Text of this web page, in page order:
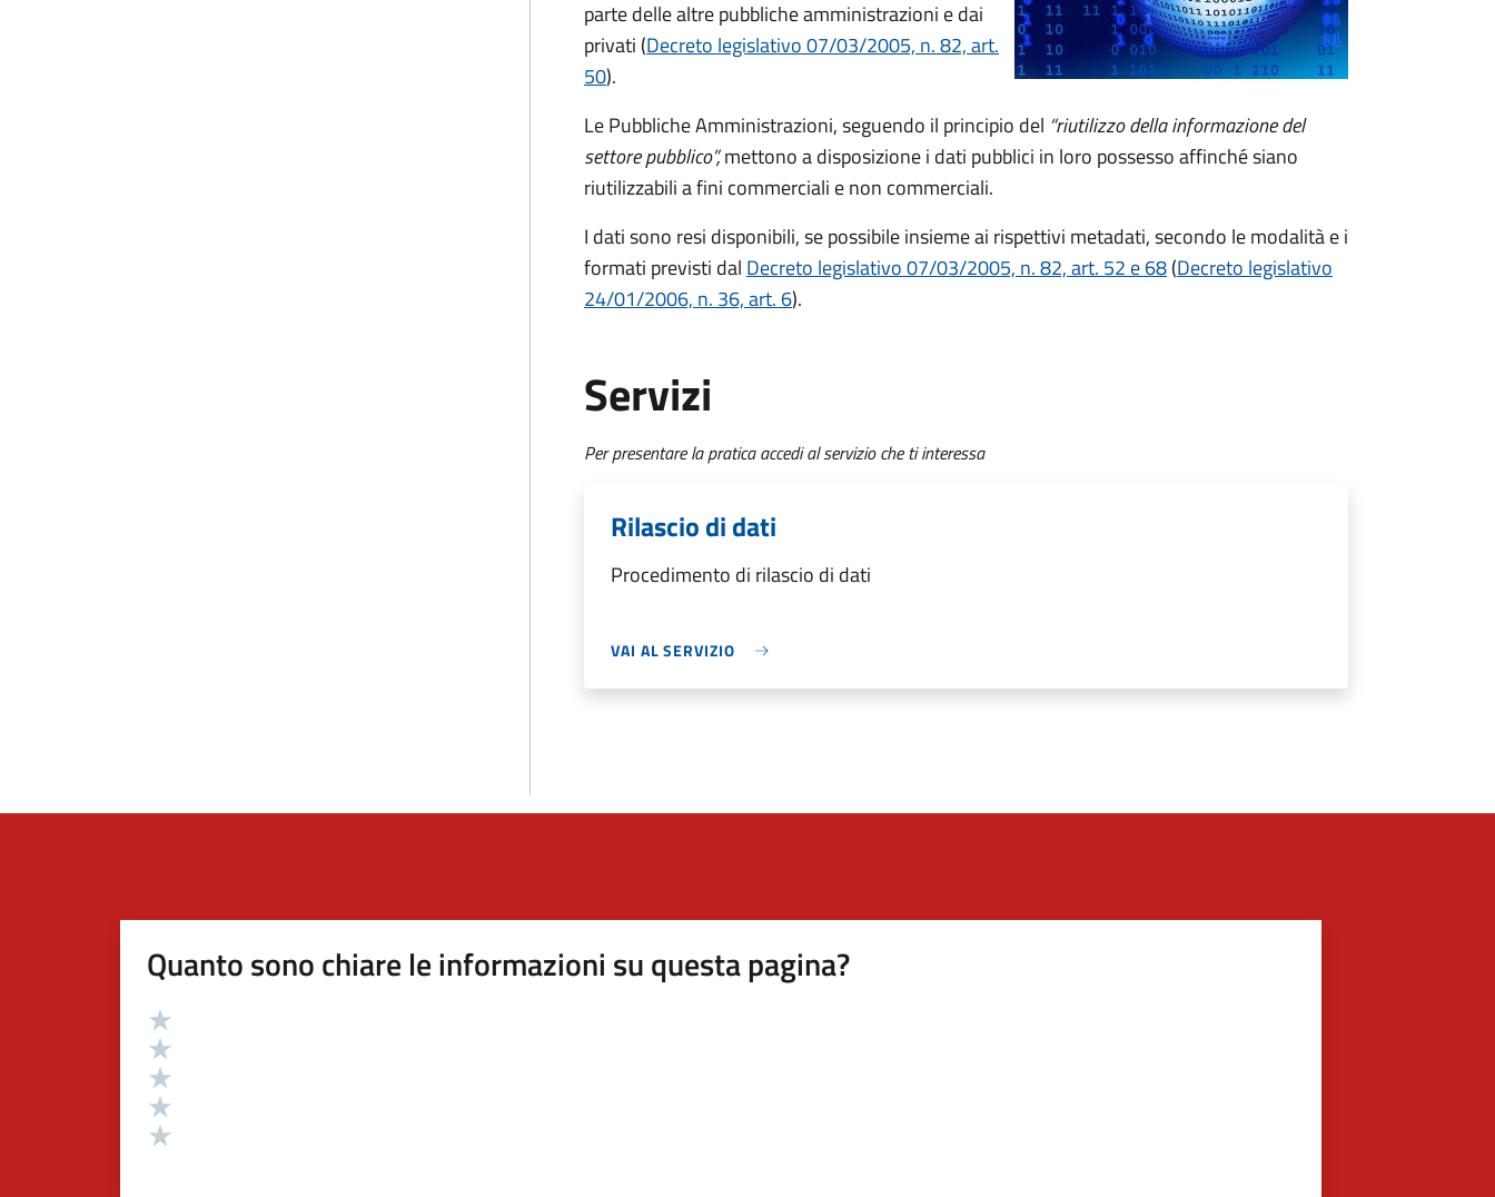
parte delle altre pubbliche amministrazioni e dai
privati (Decreto legislativo 07/03/2005, n. 82, art.
50).
Le Pubbliche Amministrazioni, seguendo il principio del “riutilizzo della informazione del
settore pubblico”,mettono a disposizione i dati pubblici in loro possesso affinché siano
riutilizzabili a fini commerciali e non commerciali.
I dati sono resi disponibili, se possibile insieme ai rispettivi metadati, secondo le modalità e i
formati previsti dal Decreto legislativo 07/03/2005, n. 82, art. 52 e 68(Decreto legislativo
24/01/2006, n. 36, art. 6).
Servizi
Per presentare la pratica accedi al servizio che ti interessa
Rilascio di dati
Procedimento di rilascio di dati
VAI AL SERVIZIO
Quanto sono chiare le informazioni su questa pagina?
Valutazione